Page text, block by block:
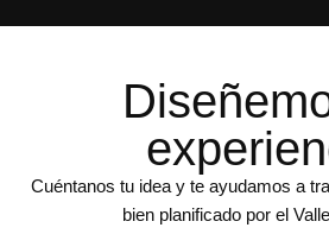
Cuéntanos tu idea y te ayudamos a
bien planificado por el